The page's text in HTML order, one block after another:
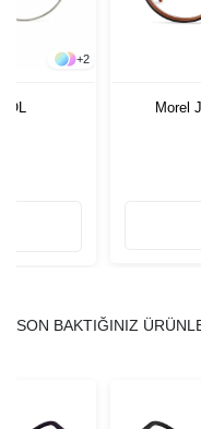
+2
Morel
SON BAKTIĞINIZ